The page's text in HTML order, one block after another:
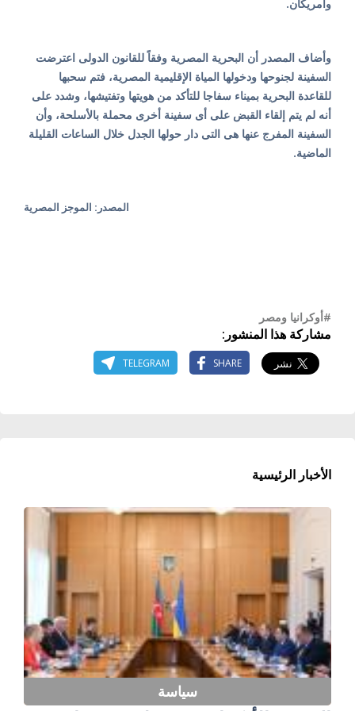
وأمريكان.
وأضاف المصدر أن البحرية المصرية وفقاً للقانون الدولى اعترضت
السفينة لجنوحها ودخولها المياة الإقليمية المصرية، فتم سحبها
للقاعدة البحرية بميناء سفاجا للتأكد من هويتها وتفتيشها، وشدد على
أنه لم يتم إلقاء القبض على أى سفينة أخرى محملة بالأسلحة، وأن
السفينة المفرج عنها هى التى دار حولها الجدل خلال الساعات القليلة
الماضية.
المصدر: الموجز المصرية
#أوكرانيا ومصر
مشاركة هذا المنشور:
SHARE
TELEGRAM
الأخبار الرئيسية
سياسة